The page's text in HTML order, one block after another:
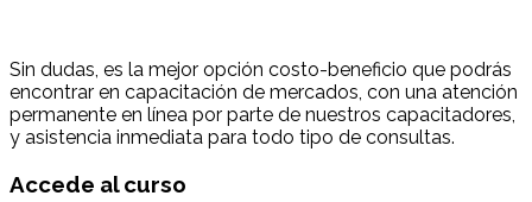
Sin dudas, es la mejor opción costo-beneficio que podrás
encontrar en capacitación de mercados, con una atención
permanente en línea por parte de nuestros capacitadores,
y asistencia inmediata para todo tipo de consultas.
Accede al curso